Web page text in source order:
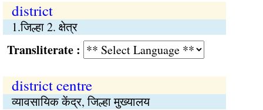
district
1.जिल्हा 2. क्षेत्र
:
district centre
व्यावसायिक केंद्र, जिल्हा मुख्यालय